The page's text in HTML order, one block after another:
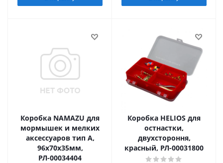
Коробка NAMAZU для
мормышек и мелких
аксессуаров тип А,
96х70х35мм,
РЛ-00034404
Коробка HELIOS для
остнастки,
двухстороння,
красный, РЛ-00031800